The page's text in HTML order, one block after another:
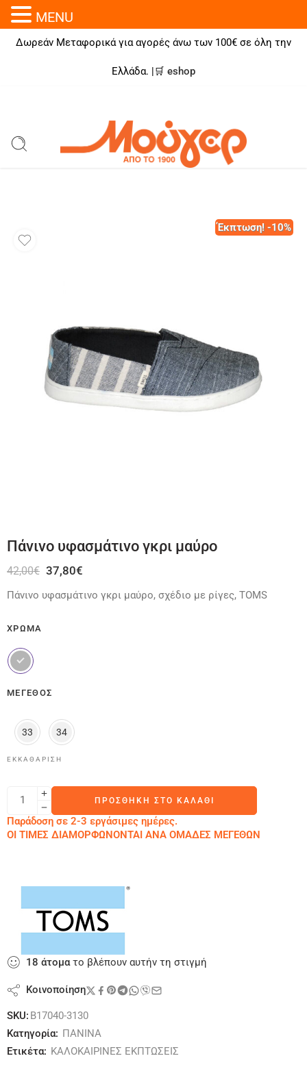
Δωρεάν Μεταφορικά για αγορές άνω των 100€ σε όλη την
Ελλάδα. |🛒 eshop
Έκπτωση! -10%
Πάνινο υφασμάτινο γκρι μαύρο
42,00€ 37,80€
Πάνινο υφασμάτινο γκρι μαύρο, σχέδιο με ρίγες, TOMS
ΧΡΏΜΑ
ΜΈΓΕΘΟΣ
33 34
ΕΚΚΑΘΆΡΙΣΗ
ΠΡΟΣΘΉΚΗ ΣΤΟ ΚΑΛΆΘΙ
Παράδοση σε 2-3 εργάσιμες ημέρες.
ΟΙ ΤΙΜΕΣ ΔΙΑΜΟΡΦΩΝΟΝΤΑΙ ΑΝΑ ΟΜΑΔΕΣ ΜΕΓΕΘΩΝ
18 άτοματο βλέπουν αυτήν τη στιγμή
Κοινοποίηση
SKU: B17040-3130
Κατηγορία: ΠΑΝΙΝΑ
Ετικέτα: ΚΑΛΟΚΑΙΡΙΝΕΣ ΕΚΠΤΩΣΕΙΣ
MENU